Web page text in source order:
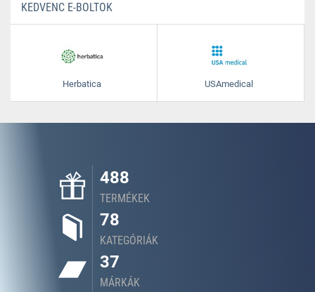
KEDVENC E-BOLTOK
Herbatica USAmedical
488
TERMÉKEK
78
KATEGÓRIÁK
37
MÁRKÁK